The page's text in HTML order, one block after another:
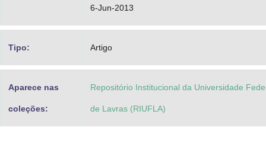
6-Jun-2013
Tipo: Artigo
Aparece nas
coleções:
Repositório Institucional da Universidade
de Lavras (RIUFLA)